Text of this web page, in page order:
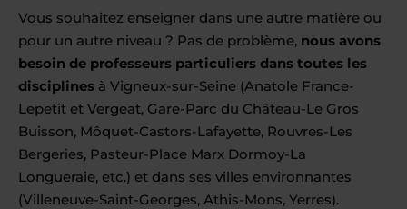
Vous souhaitez enseigner dans une autre matière ou
pour un autre niveau ? Pas de problème, nous avons
besoin de professeurs particuliers dans toutes les
disciplines à Vigneux-sur-Seine (Anatole France-
Lepetit et Vergeat, Gare-Parc du Château-Le Gros
Buisson, Môquet-Castors-Lafayette, Rouvres-Les
Bergeries, Pasteur-Place Marx Dormoy-La
Longueraie, etc.) et dans ses villes environnantes
(Villeneuve-Saint-Georges, Athis-Mons, Yerres).